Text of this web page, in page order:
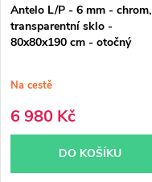
Antelo L/P - 6 mm - chrom,
transparentní sklo -
80x80x190 cm - otočný
Na cestě
6 980 Kč
DO KOŠÍKU